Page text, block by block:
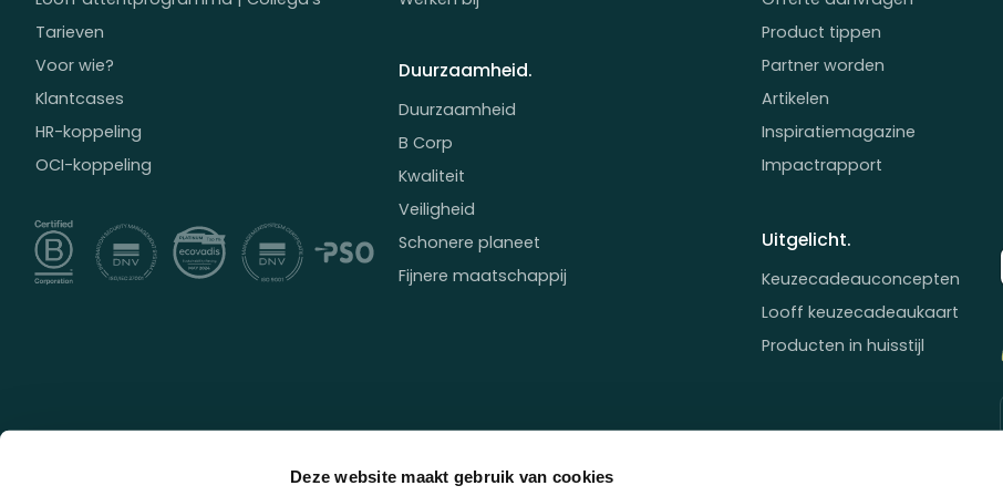
Deze website maakt gebruik van cookies
Tarieven
Voor wie?
Klantcases
HR-koppeling
OCI-koppeling
Duurzaamheid.
Duurzaamheid
B Corp
Kwaliteit
Veiligheid
Schonere planeet
Fijnere maatschappij
Product tippen
Partner worden
Artikelen
Inspiratiemagazine
Impactrapport
Uitgelicht.
Keuzecadeauconcepten
Looff keuzecadeaukaart
Producten in huisstijl